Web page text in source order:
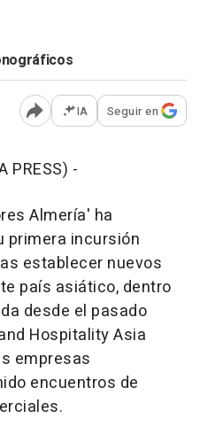
Abrir opciones para
IA Seguir en
PRESS) -
Almería' ha
primera incursión
establecer nuevos
país asiático, dentro
desde el pasado
Hospitality Asia
empresas
encuentros de